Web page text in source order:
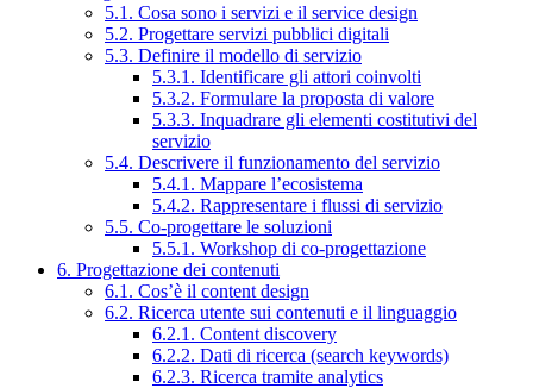
5.1. Cosa sono i servizi e il service design
5.2. Progettare servizi pubblici digitali
5.3. Definire il modello di servizio
5.3.1. Identificare gli attori coinvolti
5.3.2. Formulare la proposta di valore
5.3.3. Inquadrare gli elementi costitutivi del
servizio
5.4. Descrivere il funzionamento del servizio
5.4.1. Mappare l’ecosistema
5.4.2. Rappresentare i flussi di servizio
5.5. Co-progettare le soluzioni
5.5.1. Workshop di co-progettazione
6. Progettazione dei contenuti
6.1. Cos’è il content design
6.2. Ricerca utente sui contenuti e il linguaggio
6.2.1. Content discovery
6.2.2. Dati di ricerca (search keywords)
6.2.3. Ricerca tramite analytics